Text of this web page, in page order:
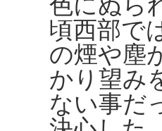
色にぬら
頃西部で
の煙や塵
かり望み
ない事だ